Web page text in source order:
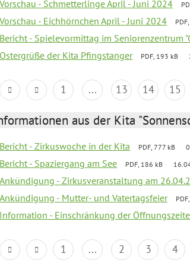
Vorschau - Schmetterlinge April - Juni 2024
Vorschau - Eichhörnchen April - Juni 2024
Bericht - Spielevormittag im Seniorenzentrum
Ostergrüße der Kita Pfingstanger PDF, 193 kB
1 ... 13 14 15
aus der Kita
Bericht - Zirkuswoche in der Kita PDF, 777 kB
Bericht - Spaziergang am See PDF, 186 kB
Ankündigung - Zirkusveranstaltung am
Ankündigung - Mutter- und Vatertagsfeier
Information - Einschränkung der
1 ... 2 3 4